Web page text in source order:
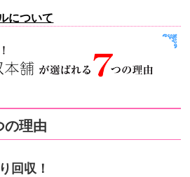
について
の理由
回収！